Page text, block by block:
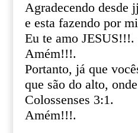
Agradecendo desde
e esta fazendo por
Eu te amo JESUS!!!.
Amém!!!.
Portanto, já que
que são do alto,
Colossenses 3:1.
Amém!!!.